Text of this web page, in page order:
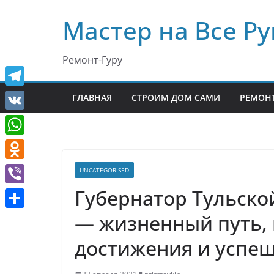
содержимомуМастер на Все
Ремонт-Гуру
ГЛАВНАЯ СТРОИМ ДОМ САМИ
UNCATEGORISED
Губернатор
— жизненный
достижения и
T
e
l
e
g
r
V
K
W
h
a
t
O
d
n
V